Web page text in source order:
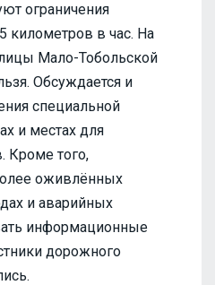
ограничения
километров в час. На
Мало-Тобольской
Обсуждается и
специальной
и местах для
Кроме того,
оживлённых
и аварийных
информационные
дорожного